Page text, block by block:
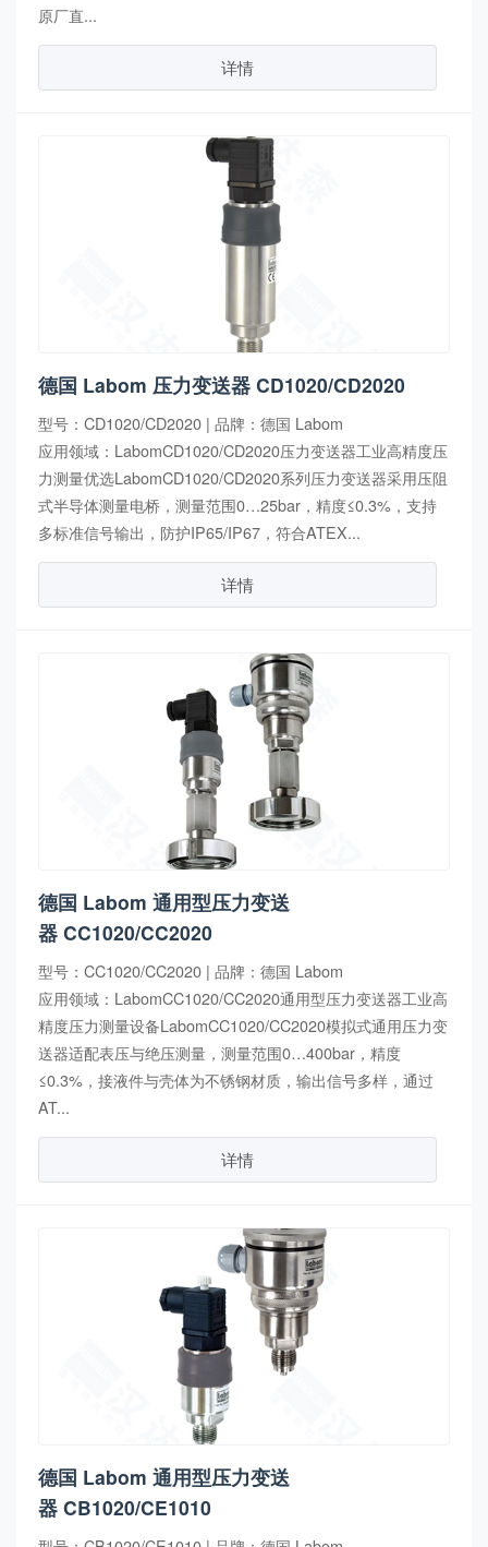
原厂直...
详情
德国 Labom 压力变送器 CD1020/CD2020
型号：CD1020/CD2020 | 品牌：德国 Labom
应用领域：LabomCD1020/CD2020压力变送器工业高精度压
力测量优选LabomCD1020/CD2020系列压力变送器采用压阻
式半导体测量电桥，测量范围0…25bar，精度≤0.3%，支持
多标准信号输出，防护IP65/IP67，符合ATEX...
详情
德国 Labom 通用型压力变送
器 CC1020/CC2020
型号：CC1020/CC2020 | 品牌：德国 Labom
应用领域：LabomCC1020/CC2020通用型压力变送器工业高
精度压力测量设备LabomCC1020/CC2020模拟式通用压力变
送器适配表压与绝压测量，测量范围0…400bar，精度
≤0.3%，接液件与壳体为不锈钢材质，输出信号多样，通过
AT...
详情
德国 Labom 通用型压力变送
器 CB1020/CE1010